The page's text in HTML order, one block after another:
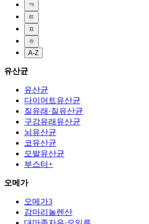
ㅋ
ㅌ
ㅍ
ㅎ
A-Z
유산균
유산균
다이어트유산균
질유래·질유산균
구강유래유산균
뇌유산균
코유산균
모발유산균
부스터+
오메가
오메가3
감마리놀렌산